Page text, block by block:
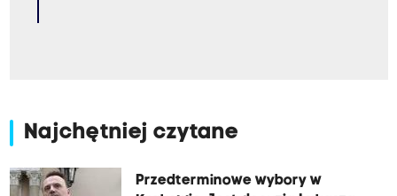
Najchętniej czytane
Przedterminowe wybory w